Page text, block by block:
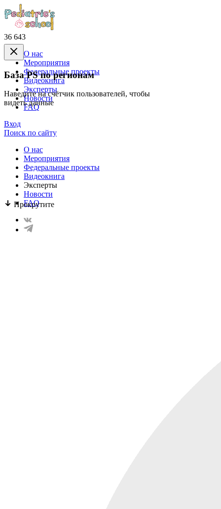
36 643
База PS по регионам
Наведите на счётчик пользователей, чтобы
видеть данные
Прокрутите
О нас
Mероприятия
Федеральные проекты
Видеокнига
Эксперты
Новости
FAQ
Вход
Поиск по сайту
О нас
Mероприятия
Федеральные проекты
Видеокнига
Эксперты
Новости
FAQ